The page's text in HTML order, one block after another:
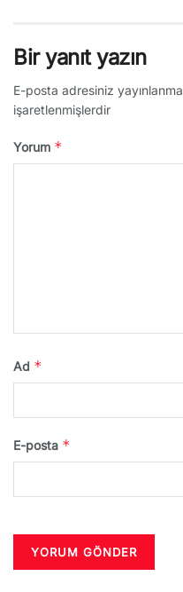
Bir yanıt yazın
E-posta adresiniz
işaretlenmişlerdir
Yorum *
Ad *
E-posta *